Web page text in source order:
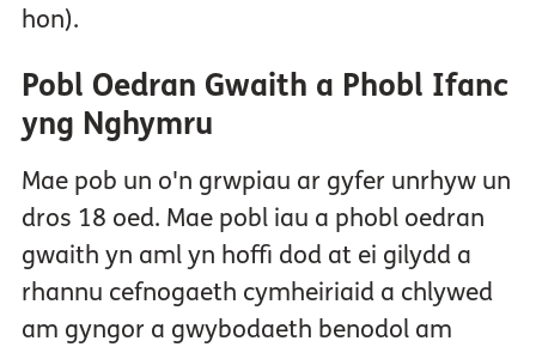
hon).
Pobl Oedran Gwaith a Phobl Ifanc
yng Nghymru
Mae pob un o'n grwpiau ar gyfer unrhyw un
dros 18 oed. Mae pobl iau a phobl oedran
gwaith yn aml yn hoffi dod at ei gilydd a
rhannu cefnogaeth cymheiriaid a chlywed
am gyngor a gwybodaeth benodol am